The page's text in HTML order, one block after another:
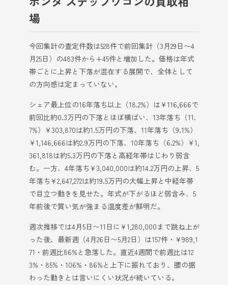
場
今回集計の査定件数は528件で前回集計（3月29日〜4
月25日）の483件から+45件と増加した。価格は年式
帯ごとに上昇と下落が混在する展開で、全体として
の方向感は定まっていない。
シェア最上位の16年落ち以上（18.2%）は¥116,666で
前回比約0.3万円の下落とほぼ横ばい、13年落ち（11.
7%）¥303,870は約1.5万円の下落、11年落ち（9.1%）
¥1,146,666は約2.9万円の下落、10年落ち（6.2%）¥1,
361,818は約5.3万円の下落と高経年帯はじわり弱含
む。一方、4年落ち¥3,040,000は約14.2万円の上昇、5
年落ち¥2,647,272は約19.5万円の大幅上昇と中経年帯
で目立つ動きを見せた。年式が下がるほど弱含み、5
年前後で買い気が強まる温度差が鮮明だ。
週次推移では4月5日〜11日に¥1,280,000まで跳ね上が
った後、最新週（4月26日〜5月2日）は157件・¥989,1
71・前週比86%と急落した。直近4週間で前週比は12
3%・85%・106%・86%と上下に振れており、腰の据
わった動きとは言いにくい状況が続いている。